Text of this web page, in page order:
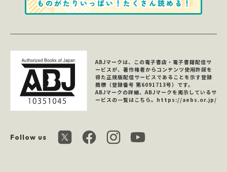
Follow us
ABJマークは、この電子書店・電子書籍配信サ
ービスが、著作権者からコンテンツ使用許諾を
得た正規版配信サービスであることを示す登録
商標（登録番号 第6091713号）です。
ABJマークの詳細、ABJマークを掲示しているサ
ービスの一覧はこちら。 https://aebs.or.jp/